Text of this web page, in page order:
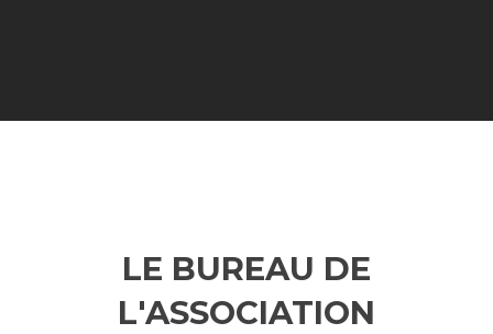
LE BUREAU DE
L'ASSOCIATION